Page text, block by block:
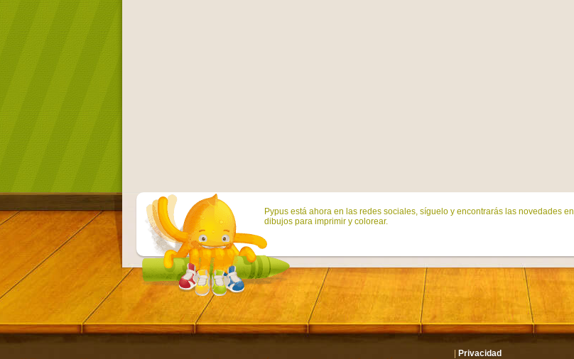
Pypus está ahora en las redes sociales, síguelo y encontrarás las novedades en
dibujos para imprimir y colorear.
Privacidad